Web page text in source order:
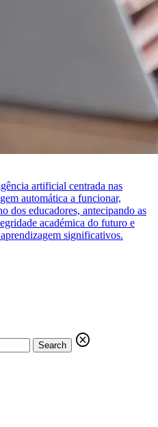
artificial centrada nas
automática a funcionar,
dos educadores, antecipando as
académica do futuro e
significativos.
Search
cancel